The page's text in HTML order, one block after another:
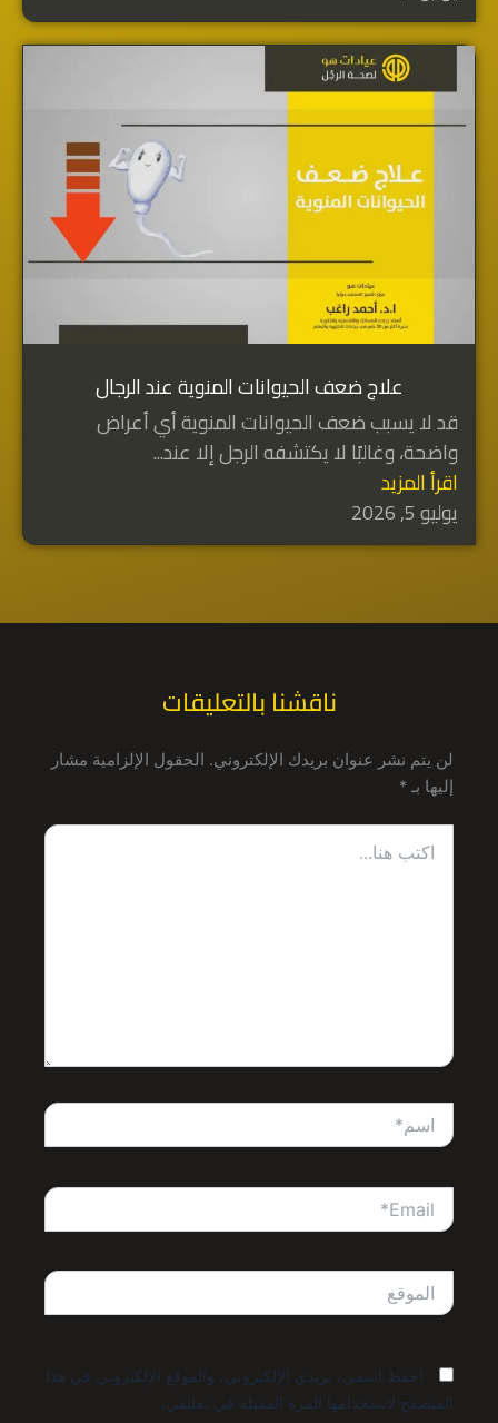
علاج ضعف الحيوانات المنوية عند الرجال
قد لا يسبب ضعف الحيوانات المنوية أي أعراض
واضحة، وغالبًا لا يكتشفه الرجل إلا عند...
اقرأ المزيد
يوليو 5, 2026
ناقشنا بالتعليقات
لن يتم نشر عنوان بريدك الإلكتروني.
الحقول الإلزامية مشار
إليها بـ *
هنا...
احفظ اسمي، بريدي الإلكتروني، والموقع الإلكتروني في هذا
المتصفح لاستخدامها المرة المقبلة في تعليقي.